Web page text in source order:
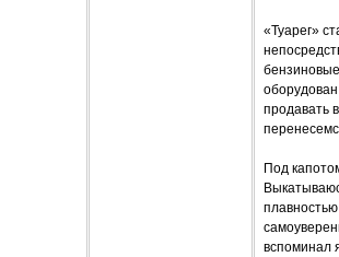
«Туарег»
продавать
Под
вспоминал